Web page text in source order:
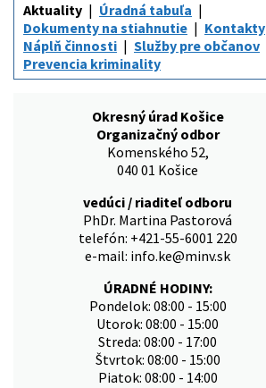
Aktuality
Úradná tabuľa
Dokumenty na stiahnutie
Kontakty
Náplň činnosti
Služby pre občanov
Prevencia kriminality
Okresný úrad Košice
Organizačný odbor
Komenského 52,
040 01 Košice
vedúci / riaditeľ odboru
PhDr. Martina Pastorová
telefón: +421-55-6001 220
e-mail: info.ke@minv.sk
ÚRADNÉ HODINY:
Pondelok: 08:00 - 15:00
Utorok: 08:00 - 15:00
Streda: 08:00 - 17:00
Štvrtok: 08:00 - 15:00
Piatok: 08:00 - 14:00